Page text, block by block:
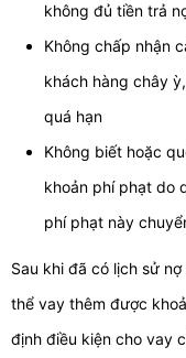
không đủ tiền trả
Không chấp nhận
khách hàng chây
quá hạn
Không biết hoặc
khoản phí phạt do
phí phạt này
Sau khi đã có lịch sử
thể vay thêm được
định điều kiện cho vay